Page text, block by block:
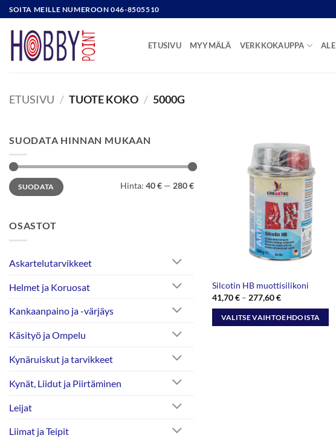
Skip
to
content
SOITA MEILLE NUMEROON 046-8505510
ETUSIVU MYYMÄLÄ VERKKOKAUPPA ALE
ETUSIVU / TUOTE KOKO / 5000G
SUODATA HINNAN MUKAAN
Minimihinta
Maksimihinta
SUODATA Hinta: 40 € — 280 €
OSASTOT
Askartelutarvikkeet
Helmet ja Koruosat
Kankaanpaino ja -värjäys
Käsityö ja Ompelu
Kynäruiskut ja tarvikkeet
Kynät, Liidut ja Piirtäminen
Leijat
Liimat ja Teipit
Silcotin HB muottisilikoni
41,70€ – 277,60€Hintaluokka:
-
277,60 €
VALITSE VAIHTOEHDOISTA